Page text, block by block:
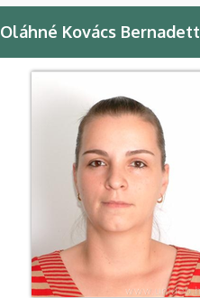
Oláhné Kovács Bernadett